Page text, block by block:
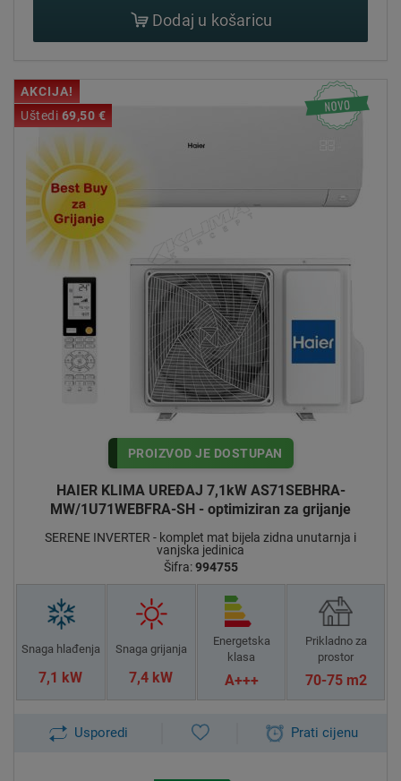
Dodaj u košaricu
AKCIJA!
Uštedi 69,50 €
PROIZVOD JE DOSTUPAN
HAIER KLIMA UREĐAJ 7,1kW AS71SEBHRA-
MW/1U71WEBFRA-SH - optimiziran za grijanje
SERENE INVERTER - komplet mat bijela zidna unutarnja i
vanjska jedinica
Šifra:994755
Snaga hlađenja
7,1 kW
Snaga grijanja
7,4 kW
Energetska
klasa
A+++
Prikladno za
prostor
70-75 m2
Usporedi Prati cijenu